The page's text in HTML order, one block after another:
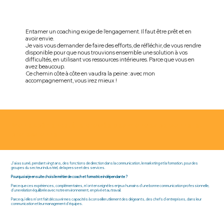
Entamer un coaching exige de l'engagement. Il faut être prêt et en
avoir envie.
Je vais vous demander de faire des efforts, de réfléchir, de vous rendre
disponible pour que nous trouvions ensemble une solution à vos
difficultés, en utilisant vos ressources intérieures. Parce que vous en
avez beaucoup.
Ce chemin côte à côte en vaudra la peine : avec mon
accompagnement, vous irez mieux !
J’ai assumé, pendant vingt ans, des fonctions de direction dans la communication, le marketing et la formation, pour des
groupes du secteur industriel, de la presse et des services.
Pourquoi ai-je ensuite choisi le métier de coach et formatrice indépendante ?
Parce que ces expériences, complémentaires, m’ont enseigné les enjeux humains d’une bonne communication professionnelle,
d’une relation équilibrée avec notre environnement, en privé et au travail.
Parce qu’elles m’ont fait découvrir mes capacités à conseiller utilement des dirigeants, des chefs d’entreprises, dans leur
communication et leur management d’équipes.